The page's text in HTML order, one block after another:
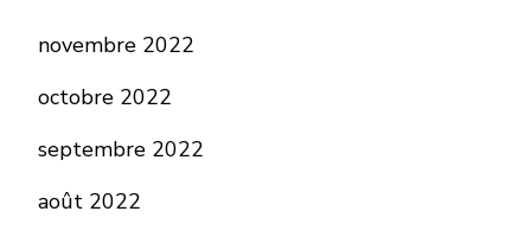
novembre 2022
octobre 2022
septembre 2022
août 2022